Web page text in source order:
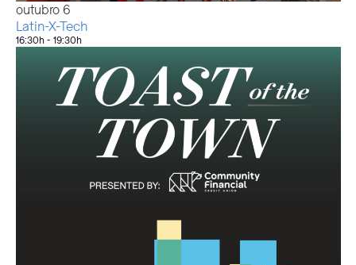
outubro 6
Latin-X-Tech
16:30h- 19:30h